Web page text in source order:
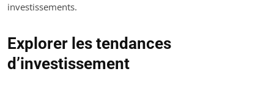
investissements.
Explorer les tendances
d’investissement